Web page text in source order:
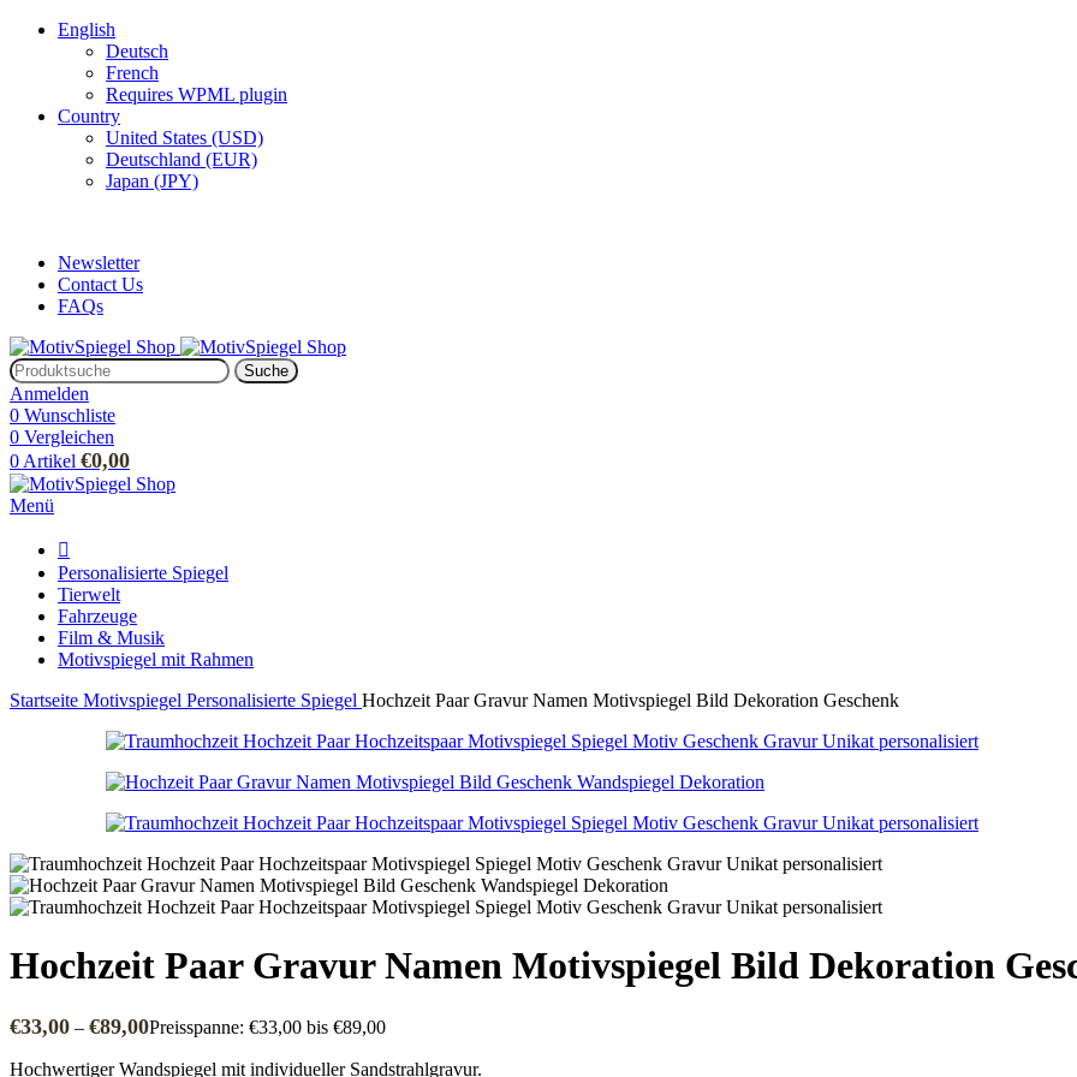
English
Deutsch
French
Requires WPML plugin
Country
United States (USD)
Deutschland (EUR)
Japan (JPY)
Newsletter
Contact Us
FAQs
Suche
Anmelden
0 Wunschliste
0 Vergleichen
0 Artikel €0,00
Menü
Personalisierte Spiegel
Tierwelt
Fahrzeuge
Film & Musik
Motivspiegel mit Rahmen
Startseite Motivspiegel Personalisierte Spiegel Hochzeit Paar Gravur Namen Motivspiegel Bild Dekoration Geschenk
Hochzeit Paar Gravur Namen Motivspiegel Bild Dekoration
€33,00 – €89,00Preisspanne: €33,00 bis €89,00
Hochwertiger Wandspiegel mit individueller Sandstrahlgravur.